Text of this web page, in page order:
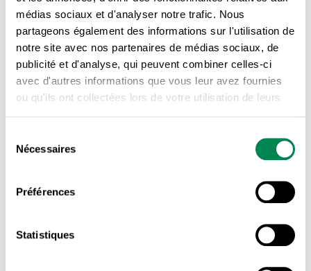
médias sociaux et d'analyser notre trafic. Nous
partageons également des informations sur l'utilisation de
notre site avec nos partenaires de médias sociaux, de
publicité et d'analyse, qui peuvent combiner celles-ci
avec d'autres informations que vous leur avez fournies
ou qu'ils ont collectées lors de votre utilisation de leurs
Nécessaires
Préférences
Statistiques
pas voté pour un tel programme et même si les partis
d’opposition s’opposent à ce programme.
Lors des élections québécoises de 2018, les
distorsions du système électoral actuel ont rendu
possibles les cas suivants :
L’élection de trois candidates et candidats
L’élection de seulement 41 candidates et
Cela veut dire qu’une majorité de personnes candidates